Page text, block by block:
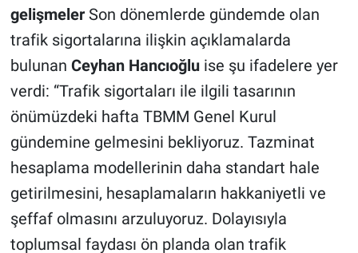
gelişmelerSon dönemlerde gündemde olan
trafik sigortalarına ilişkin açıklamalarda
bulunan Ceyhan Hancıoğluise şu ifadelere yer
verdi: “Trafik sigortaları ile ilgili tasarının
önümüzdeki hafta TBMM Genel Kurul
gündemine gelmesini bekliyoruz. Tazminat
hesaplama modellerinin daha standart hale
getirilmesini, hesaplamaların hakkaniyetli ve
şeffaf olmasını arzuluyoruz. Dolayısıyla
toplumsal faydası ön planda olan trafik